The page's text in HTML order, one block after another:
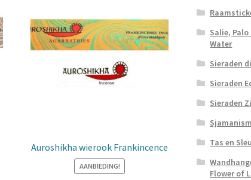
Auroshikha wierook Frankincence
AANBIEDING!
Salie,
Water
Sieraden
Sieraden
Sieraden
Tas en
Flower of